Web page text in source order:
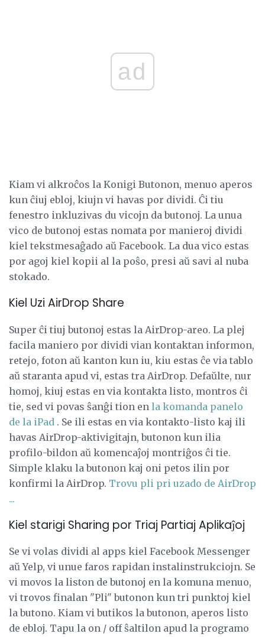
ad
Kiam vi alkroĉos la Konigi Butonon, menuo aperos
kun ĉiuj ebloj, kiujn vi havas por dividi. Ĉi tiu
fenestro inkluzivas du vicojn da butonoj. La unua
vico de butonoj estas nomata por manieroj dividi
kiel tekstmesaĝado aŭ Facebook. La dua vico estas
por agoj kiel kopii al la poŝo, presi aŭ savi al nuba
stokado.
Kiel Uzi AirDrop Share
Super ĉi tiuj butonoj estas la AirDrop-areo. La plej
facila maniero por dividi vian kontaktan informon,
retejo, foton aŭ kanton kun iu, kiu estas ĉe via tablo
aŭ staranta apud vi, estas tra AirDrop. Defaŭlte, nur
homoj, kiuj estas en via kontakta listo, montros ĉi
tie, sed vi povas ŝanĝi tion en la komanda panelo
de la iPad . Se ili estas en via kontakto-listo kaj ili
havas AirDrop-aktivigitajn, butonon kun ilia
profilo-bildon aŭ komencaĵoj montriĝos ĉi tie.
Simple klaku la butonon kaj oni petos ilin por
konfirmi la AirDrop. Trovu pli pri uzado de AirDrop
...
Kiel starigi Sharing por Triaj Partiaj Aplikaĵoj
Se vi volas dividi al apps kiel Facebook Messenger
aŭ Yelp, vi unue faros rapidan instalinstrukciojn. Se
vi movos la liston de butonoj en la komuna menuo,
vi trovos finalan "Pli" butonon kun tri punktoj kiel
la butono. Kiam vi butikos la butonon, aperos listo
de ebloj. Tapu la on / off ŝaltilon apud la programo